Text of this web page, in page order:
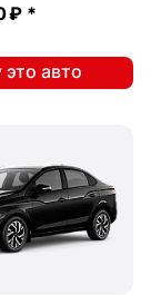
₽ *
это авто